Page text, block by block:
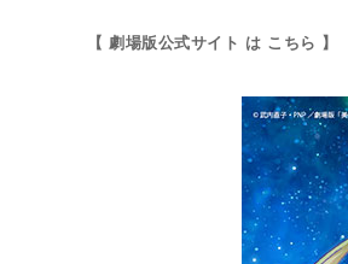
【 劇場版公式サイト は こちら 】